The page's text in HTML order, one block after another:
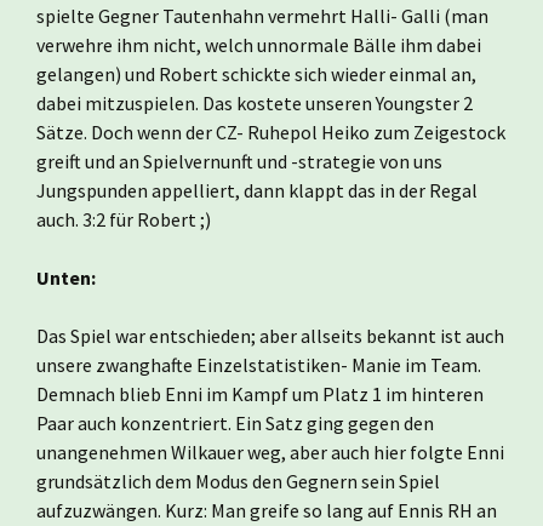
spielte Gegner Tautenhahn vermehrt Halli- Galli (man
verwehre ihm nicht, welch unnormale Bälle ihm dabei
gelangen) und Robert schickte sich wieder einmal an,
dabei mitzuspielen. Das kostete unseren Youngster 2
Sätze. Doch wenn der CZ- Ruhepol Heiko zum Zeigestock
greift und an Spielvernunft und -strategie von uns
Jungspunden appelliert, dann klappt das in der Regal
auch. 3:2 für Robert ;)
Unten:
Das Spiel war entschieden; aber allseits bekannt ist auch
unsere zwanghafte Einzelstatistiken- Manie im Team.
Demnach blieb Enni im Kampf um Platz 1 im hinteren
Paar auch konzentriert. Ein Satz ging gegen den
unangenehmen Wilkauer weg, aber auch hier folgte Enni
grundsätzlich dem Modus den Gegnern sein Spiel
aufzuzwängen. Kurz: Man greife so lang auf Ennis RH an